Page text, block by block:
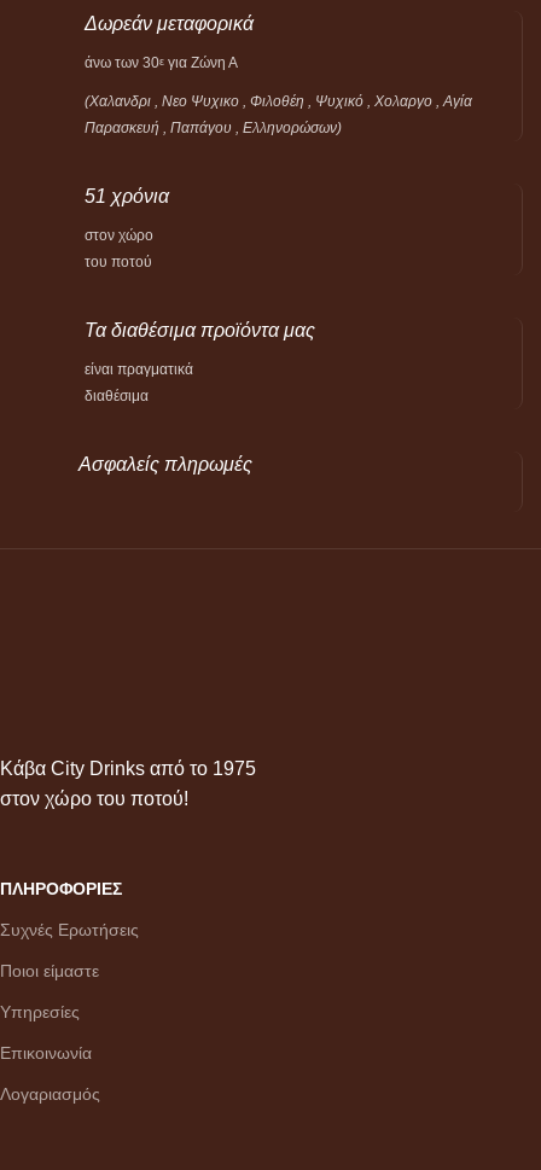
Δωρεάν μεταφορικά
άνω των 30ε για Ζώνη Α
(Χαλανδρι , Νεο Ψυχικο , Φιλοθέη , Ψυχικό , Χολαργο , Αγία
Παρασκευή , Παπάγου , Ελληνορώσων)
51 χρόνια
στον χώρο
του ποτού
Τα διαθέσιμα προϊόντα μας
είναι πραγματικά
διαθέσιμα
Ασφαλείς πληρωμές
Κάβα City Drinks από το 1975
στον χώρο του ποτού!
ΠΛΗΡΟΦΟΡΙΕΣ
Συχνές Ερωτήσεις
Ποιοι είμαστε
Υπηρεσίες
Επικοινωνία
Λογαριασμός